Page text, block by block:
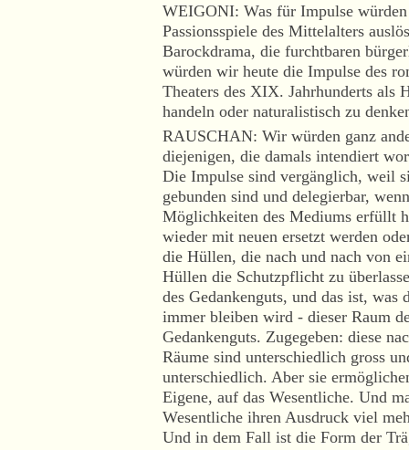
WEIGONI: Was für Impulse
Passionsspiele des Mittelalters
Barockdrama, die furchtbaren
würden wir heute die Impulse des
Theaters des XIX. Jahrhunderts als
handeln oder naturalistisch zu
RAUSCHAN: Wir würden ganz
diejenigen, die damals intendiert
Die Impulse sind vergänglich, weil
gebunden sind und delegierbar,
Möglichkeiten des Mediums erfüllt
wieder mit neuen ersetzt werden
die Hüllen, die nach und nach von
Hüllen die Schutzpflicht zu
des Gedankenguts, und das ist,
immer bleiben wird - dieser Raum
Gedankenguts. Zugegeben: diese
Räume sind unterschiedlich gross
unterschiedlich. Aber sie
Eigene, auf das Wesentliche. Und
Wesentliche ihren Ausdruck viel
Und in dem Fall ist die Form der